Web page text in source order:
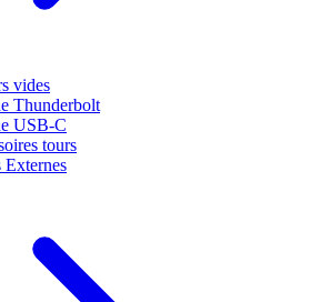
vides
Thunderbolt
USB-C
tours
Externes